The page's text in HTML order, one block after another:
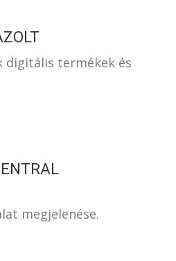
digitális termékek és
megjelenése.